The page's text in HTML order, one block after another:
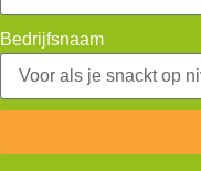
Bedrijfsnaam